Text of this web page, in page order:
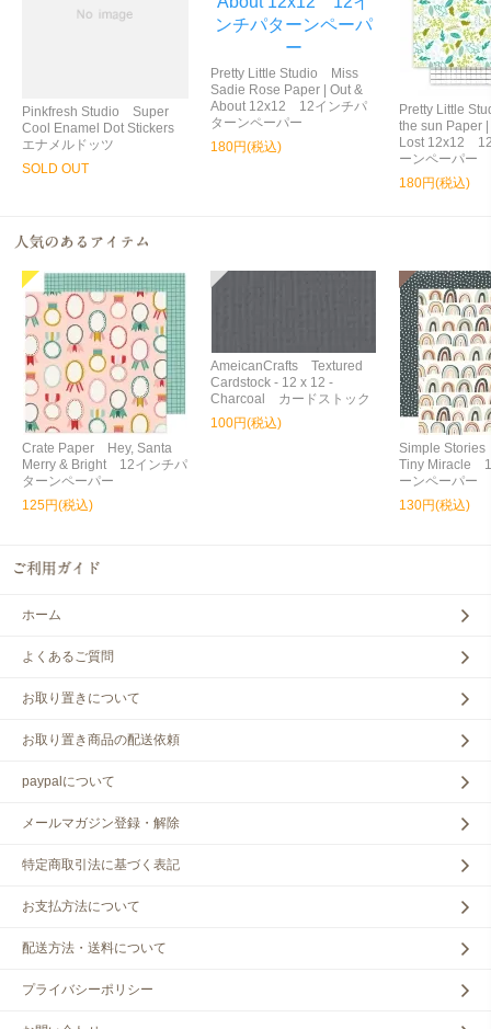
Pinkfresh Studio Super
Cool Enamel Dot Stickers
エナメルドッツ
SOLD OUT
Pretty Little Studio Miss
Sadie Rose Paper | Out &
About 12x12 12インチパ
ターンペーパー
180円(税込)
Pretty Little
the sun Paper
Lost 12x12
ーンペーパー
180円(税込)
Crate Paper Hey, Santa
Merry & Bright 12インチパ
ターンペーパー
125円(税込)
AmeicanCrafts Textured
Cardstock - 12 x 12 -
Charcoal カードストック
100円(税込)
Simple
Tiny Miracle
ーンペーパー
130円(税込)
ホーム
よくあるご質問
お取り置きについて
お取り置き商品の配送依頼
paypalについて
メールマガジン登録・解除
特定商取引法に基づく表記
お支払方法について
配送方法・送料について
プライバシーポリシー